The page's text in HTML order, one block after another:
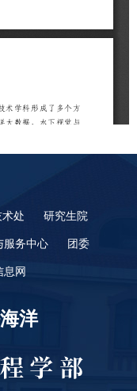
处 研究生院
服务中心 团委
息网
洋